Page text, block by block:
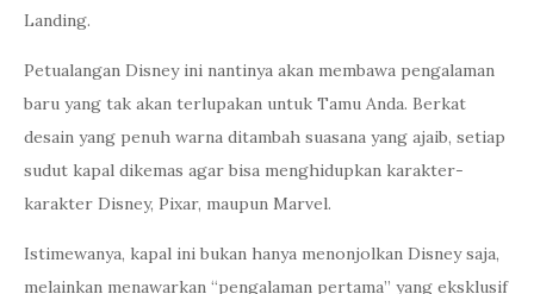
Landing.
Petualangan Disney ini nantinya akan membawa pengalaman
baru yang tak akan terlupakan untuk Tamu Anda. Berkat
desain yang penuh warna ditambah suasana yang ajaib, setiap
sudut kapal dikemas agar bisa menghidupkan karakter-
karakter Disney, Pixar, maupun Marvel.
Istimewanya, kapal ini bukan hanya menonjolkan Disney saja,
melainkan menawarkan “pengalaman pertama” yang eksklusif